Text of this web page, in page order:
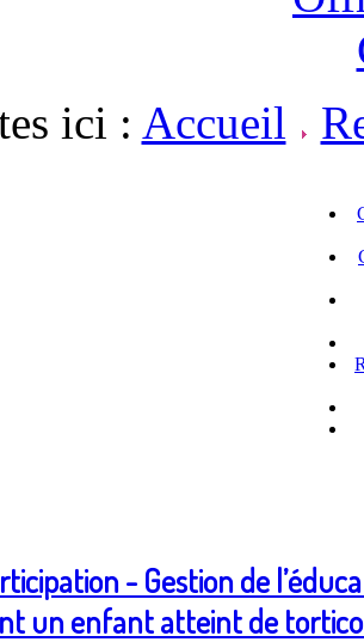
ici : Accueil
- Gestion de
un enfant atteint de